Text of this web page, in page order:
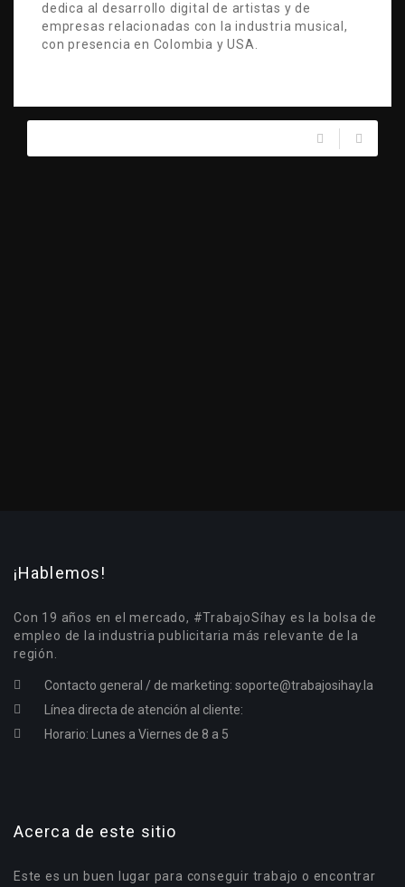
dedica al desarrollo digital de artistas y de
empresas relacionadas con la industria musical,
con presencia en Colombia y USA.
¡Hablemos!
Con 19 años en el mercado, #TrabajoSíhay es la bolsa de
empleo de la industria publicitaria más relevante de la
región.
Contacto general / de marketing: soporte@trabajosihay.la
Línea directa de atención al cliente:
Horario: Lunes a Viernes de 8 a 5
Acerca de este sitio
Este es un buen lugar para conseguir trabajo o encontrar